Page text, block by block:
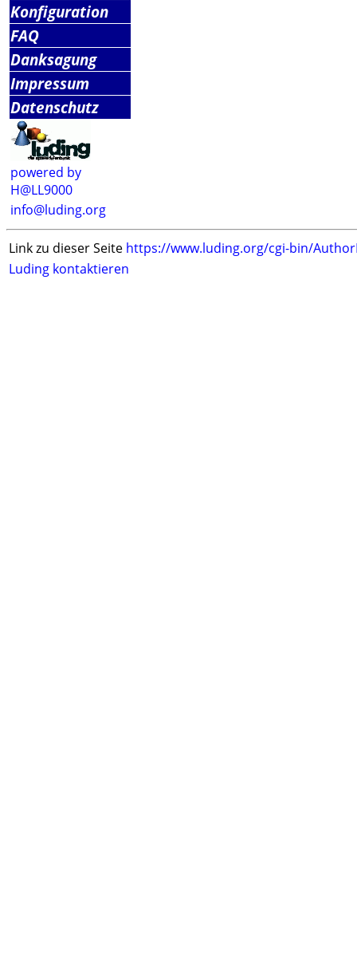
Konfiguration
FAQ
Danksagung
Impressum
Datenschutz
powered by
H@LL9000
info@luding.org
Link zu dieser Seite https://www.luding.org/cgi-bin/
Luding kontaktieren